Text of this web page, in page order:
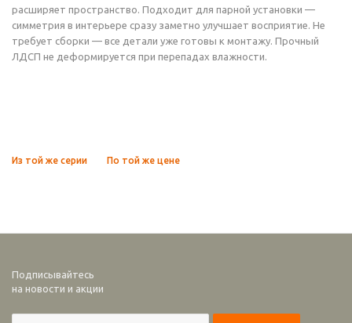
расширяет пространство. Подходит для парной установки —
симметрия в интерьере сразу заметно улучшает восприятие. Не
требует сборки — все детали уже готовы к монтажу. Прочный
ЛДСП не деформируется при перепадах влажности.
Из той же серии По той же цене
Подписывайтесь
на новости и акции